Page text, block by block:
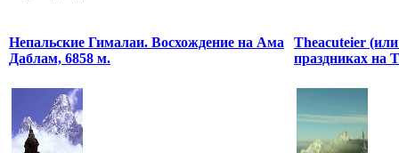
Непальские Гималаи. Восхождение на Ама
Даблам, 6858 м.
Theacuteier
праздниках на